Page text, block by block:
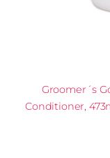
Groomer´s
Conditioner,